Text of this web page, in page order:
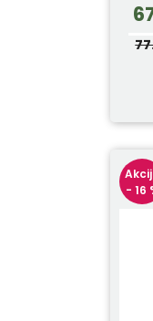
- 16